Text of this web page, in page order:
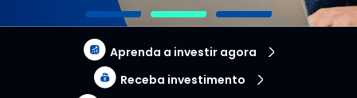
Aprenda a investir agora
Receba investimento